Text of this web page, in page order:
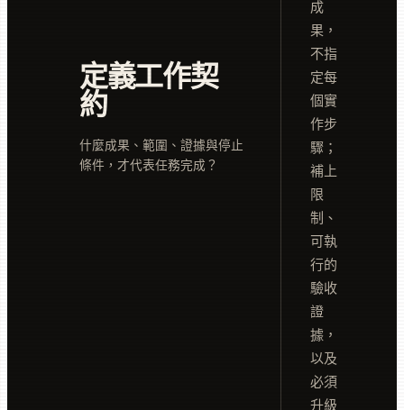
定義工作契
約
什麼成果、範圍、證據與停止
條件，才代表任務完成？
成
果，
不指
定每
個實
作步
驟；
補上
限
制、
可執
行的
驗收
證
據，
以及
必須
升級